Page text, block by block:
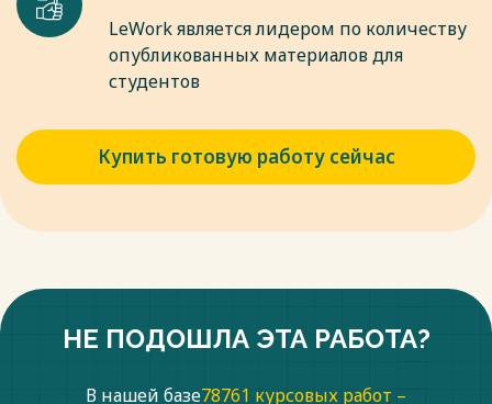
LeWork является лидером по количеству
опубликованных материалов для
студентов
Купить готовую работу сейчас
НЕ ПОДОШЛА ЭТА РАБОТА?
В нашей базе78761 курсовых работ –